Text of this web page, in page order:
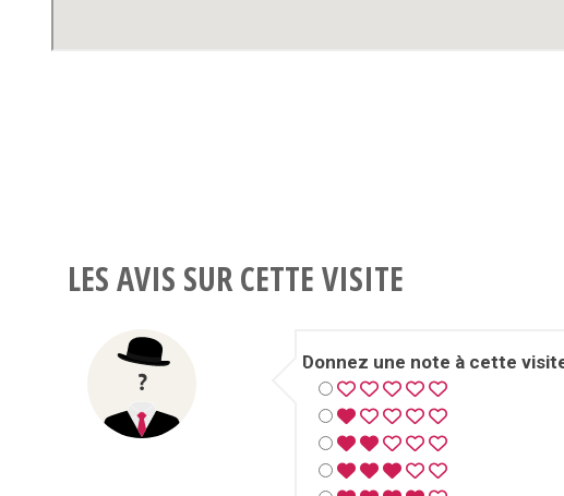
LES AVIS SUR CETTE VISITE
Donnez une note à cette